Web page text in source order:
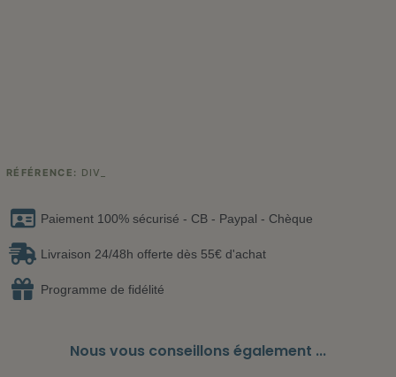
RÉFÉRENCE DIV_
Paiement 100% sécurisé - CB - Paypal - Chèque
Livraison 24/48h offerte dès 55€ d'achat
Programme de fidélité
Nous vous conseillons également ...